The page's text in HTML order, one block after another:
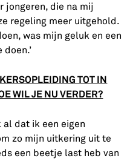
jongeren, die na mij
regeling meer uitgehold.
was mijn geluk en een
TOT IN
WIL JE NU VERDER?
al dat ik een eigen
zo mijn uitkering uit te
een beetje last heb van